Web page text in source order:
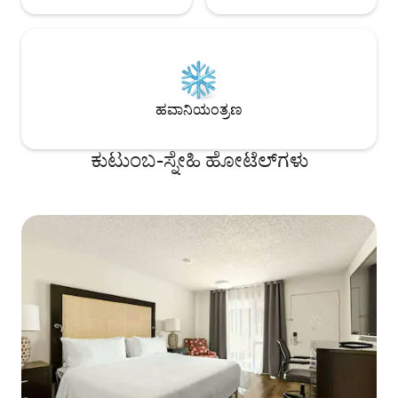
ಹವಾನಿಯಂತ್ರಣ
ಕುಟುಂಬ-ಸ್ನೇಹಿ ಹೋಟೆಲ್‌ಗಳು